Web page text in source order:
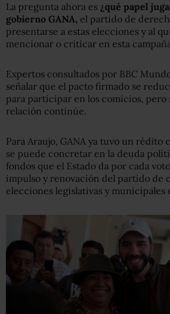
La pregunta ahora es ¿qué papel
gobierno GANA, el partido de
presentarse a estas elecciones y al
mencionar o criticar en esta
Expertos consultados por BBC
señalar que el pacto firmado se
para participar en los comicios, pero
relación continúe.
Para Araujo, GANA ya tuvo un rédito
se puede concretar en la deuda
fondos que el Estado da por cada
impulso y renovación del partido de
elecciones legislativas y municipales